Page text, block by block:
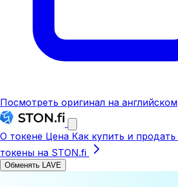
Посмотреть оригинал на английском
О токене Цена Как купить и продать
токены на STON.fi
Обменять LAVE